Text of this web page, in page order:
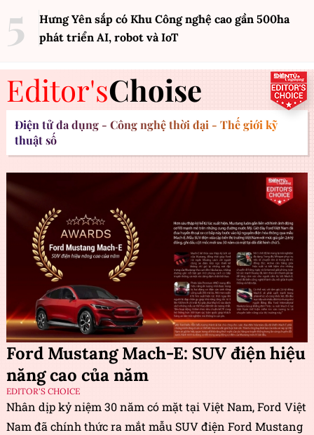
Hưng Yên sắp có Khu Công nghệ cao gần 500ha
phát triển AI, robot và IoT
Editor'sChoise
Điện tử đa dụng - Công nghệ thời đại - Thế giới kỹ
thuật số
Ford Mustang Mach-E: SUV điện hiệu
năng cao của năm
EDITOR'S CHOICE
Nhân dịp kỷ niệm 30 năm có mặt tại Việt Nam, Ford Việt
Nam đã chính thức ra mắt mẫu SUV điện Ford Mustang